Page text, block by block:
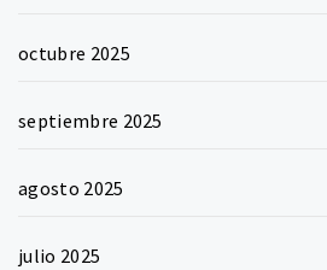
octubre 2025
septiembre 2025
agosto 2025
julio 2025